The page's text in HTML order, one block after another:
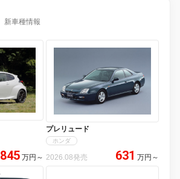
新車種情報
845 万円 ～
プレリュード
ホンダ
2026.08発売 631 万円 ～